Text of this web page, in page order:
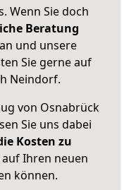
Wenn Sie doch
Beratung
und unsere
Sie gerne auf
Neindorf.
von Osnabrück
Sie uns dabei
Kosten zu
auf Ihren neuen
können.